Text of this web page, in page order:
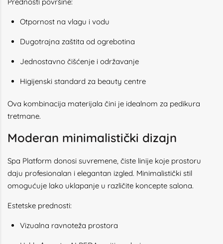
Otpornost na vlagu i vodu
Dugotrajna zaštita od ogrebotina
Jednostavno čišćenje i održavanje
Higijenski standard za beauty centre
Ova kombinacija materijala čini je idealnom za pedikura
tretmane.
Moderan minimalistički dizajn
Spa Platform donosi suvremene, čiste linije koje prostoru
daju profesionalan i elegantan izgled. Minimalistički stil
omogućuje lako uklapanje u različite koncepte salona.
Estetske prednosti:
Vizualna ravnoteža prostora